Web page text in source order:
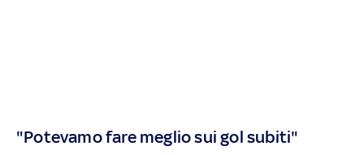
"Potevamo fare meglio sui gol subiti"